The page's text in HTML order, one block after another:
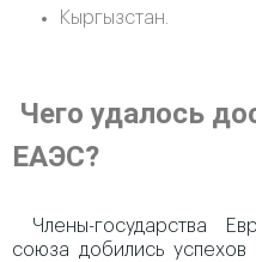
Кыргызстан.
Чего удалось
ЕАЭС?
Члены-государства
союза добились успехов